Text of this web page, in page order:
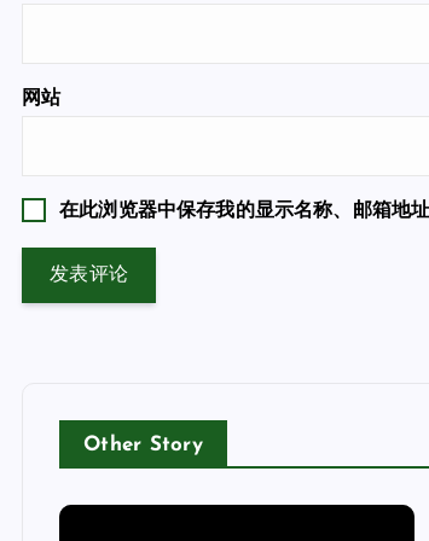
网站
在此浏览器中保存我的显示名称、邮箱地
Other Story